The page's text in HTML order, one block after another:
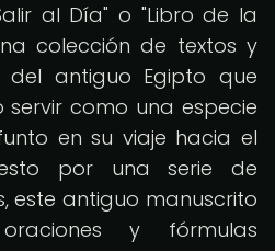
al Día" o "Libro de la
colección de textos y
del antiguo Egipto que
como una especie
en su viaje hacia el
por una serie de
este antiguo manuscrito
y fórmulas